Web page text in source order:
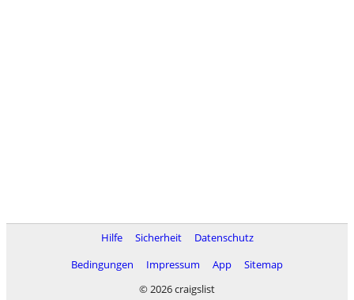
Hilfe Sicherheit
Datenschutz
Bedingungen
Impressum App
Sitemap
© 2026 craigslist